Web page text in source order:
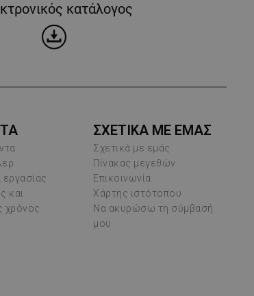
κατάλογος
και
χρόνος
ΣΧΕΤΙΚΑ ΜΕ ΕΜΑΣ
Σχετικά με εμάς
Πίνακας μεγεθών
Επικοινωνία
Χάρτης ιστότοπου
Να ακυρώσω τη σύμβασή
μου